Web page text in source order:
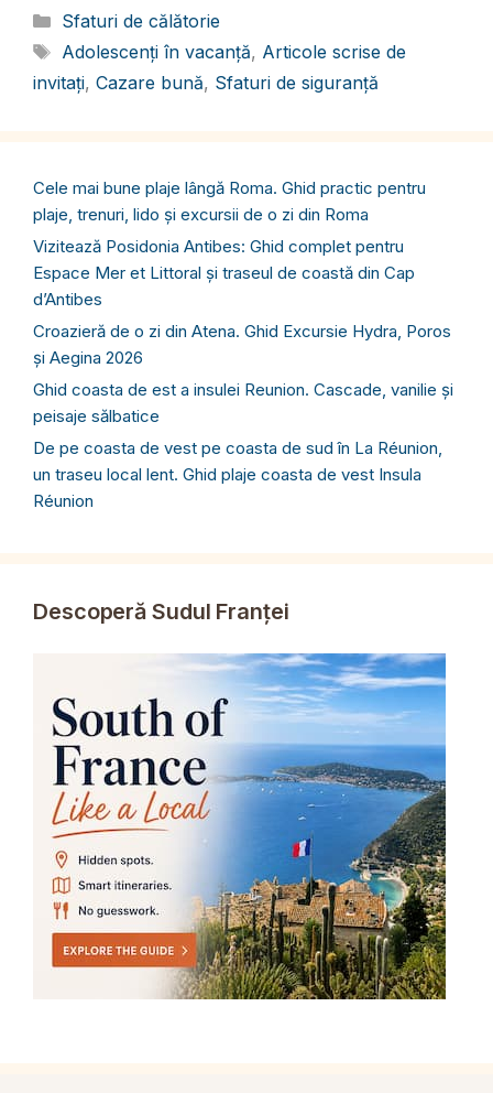
Categorii
Sfaturi de călătorie
Etichete
Adolescenți în vacanță, Articole scrise de
invitați, Cazare bună, Sfaturi de siguranță
Cele mai bune plaje lângă Roma. Ghid practic pentru
plaje, trenuri, lido și excursii de o zi din Roma
Vizitează Posidonia Antibes: Ghid complet pentru
Espace Mer et Littoral și traseul de coastă din Cap
d’Antibes
Croazieră de o zi din Atena. Ghid Excursie Hydra, Poros
și Aegina 2026
Ghid coasta de est a insulei Reunion. Cascade, vanilie și
peisaje sălbatice
De pe coasta de vest pe coasta de sud în La Réunion,
un traseu local lent. Ghid plaje coasta de vest Insula
Réunion
Descoperă Sudul Franței